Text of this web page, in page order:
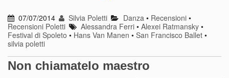
07/07/2014 Silvia Poletti Danza • Recensioni•
Recensioni Poletti
Alessandra Ferri •Alexei Ratmansky •
Festival di Spoleto • Hans Van Manen • San Francisco Ballet •
silvia poletti
Non chiamatelo maestro